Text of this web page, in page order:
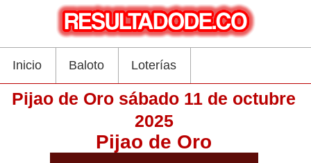
Inicio Baloto Loterías
Pijao de Oro sábado 11 de octubre
2025
Pijao de Oro